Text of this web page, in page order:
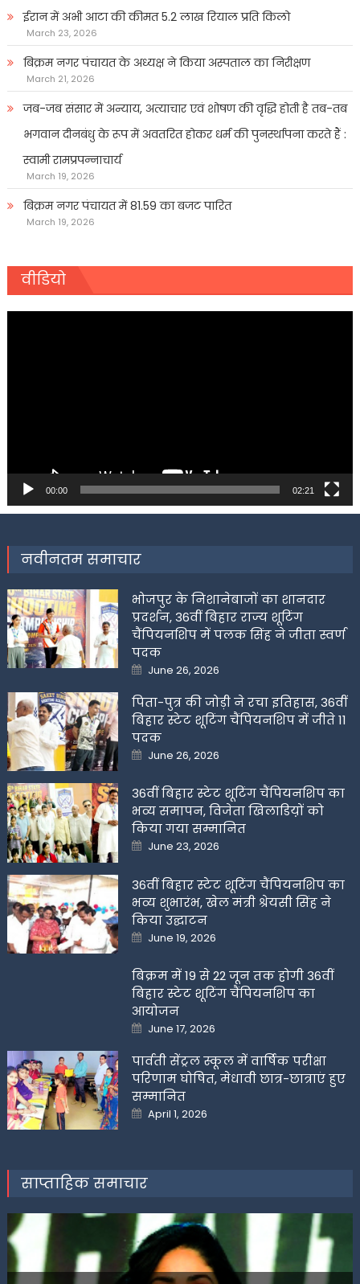
ईरान में अभी आटा की कीमत 5.2 लाख रियाल प्रति किलो
March 23, 2026
बिक्रम नगर पंचायत के अध्यक्ष ने किया अस्पताल का निरीक्षण
March 21, 2026
जब-जब संसार में अन्याय, अत्याचार एवं शोषण की वृद्धि होती है तब-तब
भगवान दीनबंधु के रूप में अवतरित होकर धर्म की पुनर्स्थापना करते हैं :
स्वामी रामप्रपन्नाचार्य
March 19, 2026
बिक्रम नगर पंचायत में 81.59 का बजट पारित
March 19, 2026
वीडियो
00:00 02:21
नवीनतम समाचार
भोजपुर के निशानेबाजों का शानदार
प्रदर्शन, 36वीं बिहार राज्य शूटिंग
चैंपियनशिप में पलक सिंह ने जीता स्वर्ण
पदक
Posted
on
June 26, 2026
पिता-पुत्र की जोड़ी ने रचा इतिहास, 36वीं
बिहार स्टेट शूटिंग चैंपियनशिप में जीते 11
पदक
Posted
on
June 26, 2026
36वीं बिहार स्टेट शूटिंग चैंपियनशिप का
भव्य समापन, विजेता खिलाडिय़ों को
किया गया सम्मानित
Posted
on
June 23, 2026
36वीं बिहार स्टेट शूटिंग चैंपियनशिप का
भव्य शुभारंभ, खेल मंत्री श्रेयसी सिंह ने
किया उद्घाटन
Posted
on
June 19, 2026
बिक्रम में 19 से 22 जून तक होगी 36वीं
बिहार स्टेट शूटिंग चैंपियनशिप का
आयोजन
Posted
on
June 17, 2026
पार्वती सेंट्रल स्कूल में वार्षिक परीक्षा
परिणाम घोषित, मेधावी छात्र-छात्राएं हुए
सम्मानित
Posted
on
April 1, 2026
साप्ताहिक समाचार